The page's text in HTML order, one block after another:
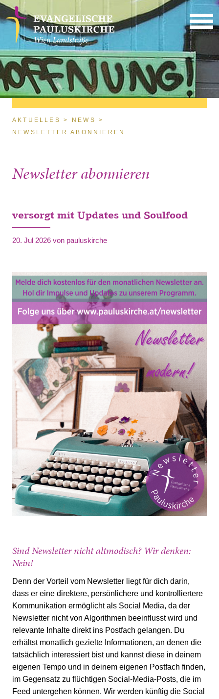
Direkt zum Inhalt
Sie sind hier
AKTUELLES
NEWS
NEWSLETTER ABONNIEREN
Newsletter abonnieren
versorgt mit Updates und Soulfood
20. Jul 2026 von pauluskirche
Sind Newsletter nicht altmodisch? Wir denken:
Nein!
Denn der Vorteil vom Newsletter liegt für dich darin,
dass er eine direktere, persönlichere und kontrolliertere
Kommunikation ermöglicht als Social Media, da der
Newsletter nicht von Algorithmen beeinflusst wird und
relevante Inhalte direkt ins Postfach gelangen. Du
erhältst monatlich gezielte Informationen, an denen die
tatsächlich interessiert bist und kannst diese in deinem
eigenen Tempo und in deinem eigenen Postfach finden,
im Gegensatz zu flüchtigen Social-Media-Posts, die im
Feed untergehen können. Wir werden künftig die Social